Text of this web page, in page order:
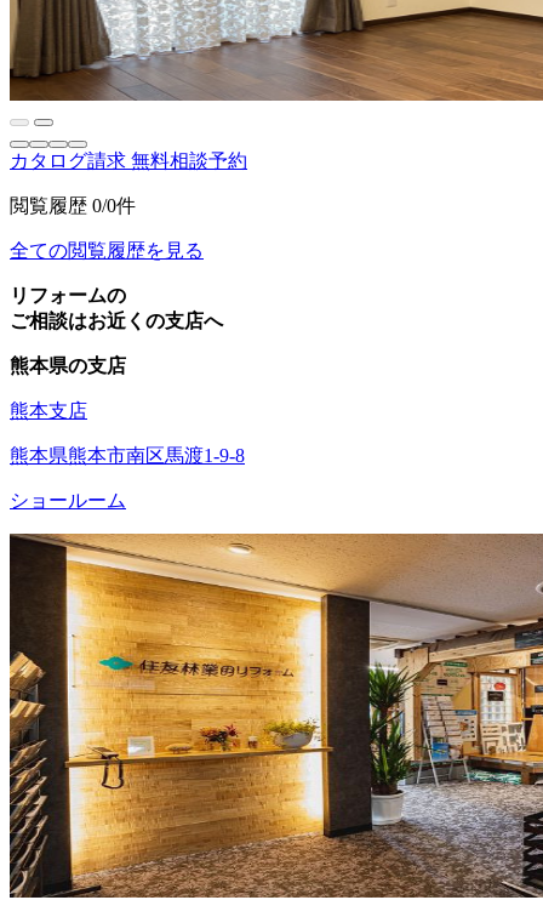
カタログ請求 無料相談予約
閲覧履歴 0/0件
全ての閲覧履歴を見る
リフォームの
ご相談はお近くの支店へ
熊本県の支店
熊本支店
熊本県熊本市南区馬渡1-9-8
ショールーム